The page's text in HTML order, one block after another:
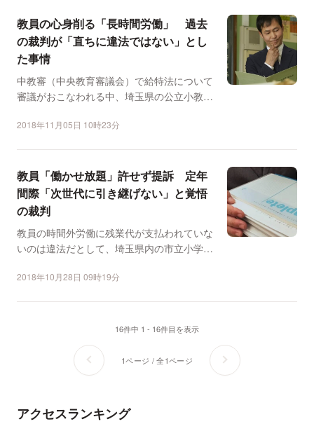
教員の心身削る「長時間労働」 過去
の裁判が「直ちに違法ではない」とし
た事情
中教審（中央教育審議会）で給特法について
審議がおこなわれる中、埼玉県の公立小教員
2018年11月05日 10時23分
教員「働かせ放題」許せず提訴 定年
間際「次世代に引き継げない」と覚悟
の裁判
教員の時間外労働に残業代が支払われていな
いのは違法だとして、埼玉県内の市立小学校
2018年10月28日 09時19分
16件中 1 - 16件目を表示
1ページ / 全1ページ
アクセスランキング